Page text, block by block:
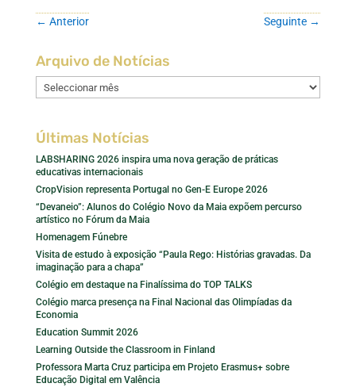
← Anterior Seguinte →
Arquivo de Notícias
Arquivo
de
Últimas Notícias
LABSHARING 2026 inspira uma nova geração de práticas
educativas internacionais
CropVision representa Portugal no Gen-E Europe 2026
“Devaneio”: Alunos do Colégio Novo da Maia expõem percurso
artístico no Fórum da Maia
Homenagem Fúnebre
Visita de estudo à exposição “Paula Rego: Histórias gravadas. Da
imaginação para a chapa”
Colégio em destaque na Finalíssima do TOP TALKS
Colégio marca presença na Final Nacional das Olimpíadas da
Economia
Education Summit 2026
Learning Outside the Classroom in Finland
Professora Marta Cruz participa em Projeto Erasmus+ sobre
Educação Digital em Valência